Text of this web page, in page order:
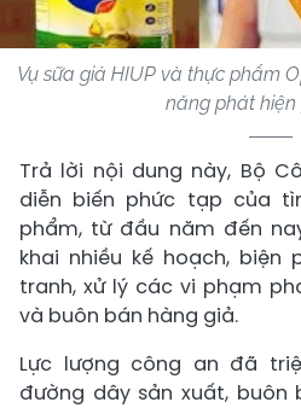
Vụ sữa giả HIUP và thực phẩm
năng phát hiện
Trả lời nội dung này, Bộ
diễn biến phức tạp của
phẩm, từ đầu năm đến
khai nhiều kế hoạch, biện
tranh, xử lý các vi phạm
và buôn bán hàng giả.
Lực lượng công an đã
đường dây sản xuất, buôn